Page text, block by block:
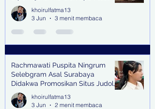
and Pub Surabaya,
khoirulfatma13
3 Jun
3 menit membaca
Rachmawati Puspita Ningrum
Selebgram Asal Surabaya
Didakwa Promosikan Situs Judol,
Raup Rp2 Juta dari Tiga Kali
Endorse
khoirulfatma13
3 Jun
2 menit membaca